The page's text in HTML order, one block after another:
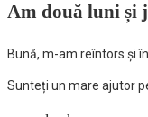
Am două luni și
Bună, m-am reîntors și
Sunteți un mare ajutor